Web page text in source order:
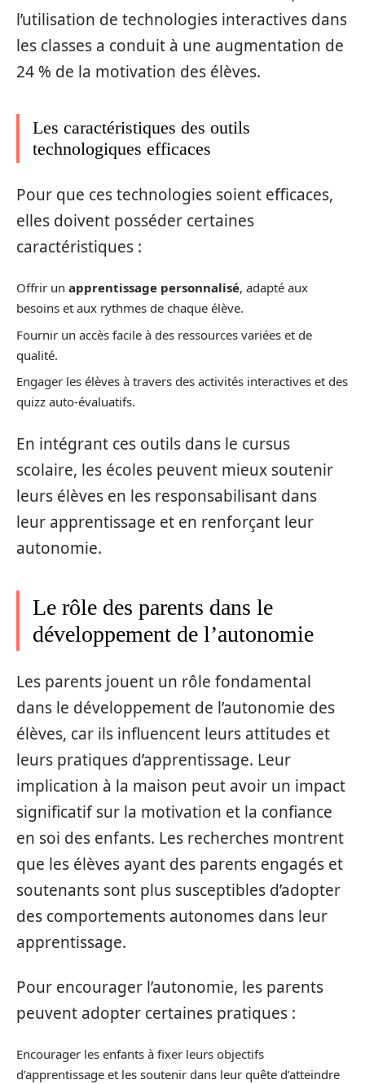
l’utilisation de technologies interactives dans
les classes a conduit à une augmentation de
24 % de la motivation des élèves.
Les caractéristiques des outils
technologiques efficaces
Pour que ces technologies soient efficaces,
elles doivent posséder certaines
caractéristiques :
Offrir un apprentissage personnalisé, adapté aux
besoins et aux rythmes de chaque élève.
Fournir un accès facile à des ressources variées et de
qualité.
Engager les élèves à travers des activités interactives et des
quizz auto-évaluatifs.
En intégrant ces outils dans le cursus
scolaire, les écoles peuvent mieux soutenir
leurs élèves en les responsabilisant dans
leur apprentissage et en renforçant leur
autonomie.
Le rôle des parents dans le
développement de l’autonomie
Les parents jouent un rôle fondamental
dans le développement de l’autonomie des
élèves, car ils influencent leurs attitudes et
leurs pratiques d’apprentissage. Leur
implication à la maison peut avoir un impact
significatif sur la motivation et la confiance
en soi des enfants. Les recherches montrent
que les élèves ayant des parents engagés et
soutenants sont plus susceptibles d’adopter
des comportements autonomes dans leur
apprentissage.
Pour encourager l’autonomie, les parents
peuvent adopter certaines pratiques :
Encourager les enfants à fixer leurs objectifs
d’apprentissage et les soutenir dans leur quête d’atteindre